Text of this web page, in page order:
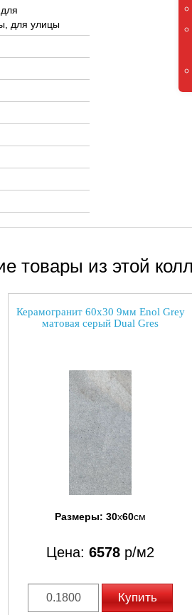
для улицы
товары из этой
Керамогранит 60x30 9мм Enol Grey
матовая серый Dual Gres
Размеры: 30x60см
Цена: 6578 р/м2
Купить